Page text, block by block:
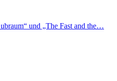
und „The Fast and the…